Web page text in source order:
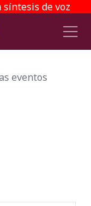
de voz
eventos